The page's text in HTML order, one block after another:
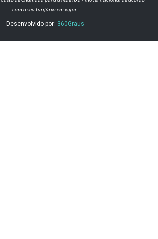
com o seu tarifário em vigor.
Desenvolvido por: 360Graus